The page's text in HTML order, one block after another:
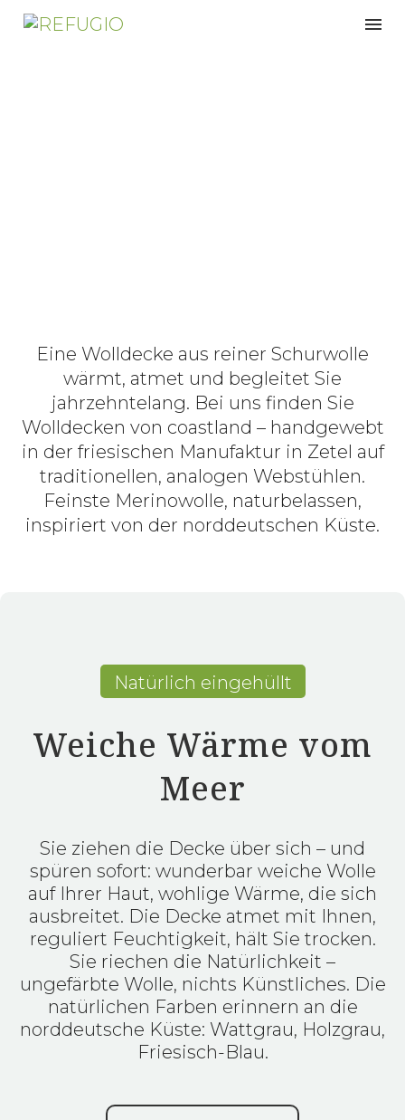
Eine Wolldecke aus reiner Schurwolle
wärmt, atmet und begleitet Sie
jahrzehntelang. Bei uns finden Sie
Wolldecken von coastland – handgewebt
in der friesischen Manufaktur in Zetel auf
traditionellen, analogen Webstühlen.
Feinste Merinowolle, naturbelassen,
inspiriert von der norddeutschen Küste.
Natürlich eingehüllt
Weiche Wärme vom
Meer
Sie ziehen die Decke über sich – und
spüren sofort: wunderbar weiche Wolle
auf Ihrer Haut, wohlige Wärme, die sich
ausbreitet. Die Decke atmet mit Ihnen,
reguliert Feuchtigkeit, hält Sie trocken.
Sie riechen die Natürlichkeit –
ungefärbte Wolle, nichts Künstliches. Die
natürlichen Farben erinnern an die
norddeutsche Küste: Wattgrau, Holzgrau,
Friesisch-Blau.